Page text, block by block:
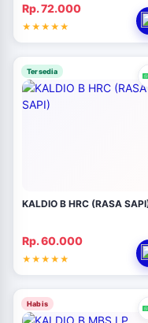
Rp. 72.000
Tersedia
KALDIO B HRC (RASA
Rp. 60.000
Habis